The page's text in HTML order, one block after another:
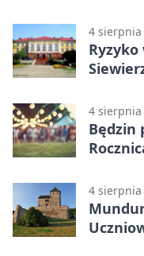
4 sierpnia
4 sierpnia
Będzin
4 sierpnia